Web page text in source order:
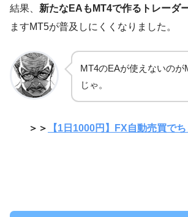
結果、 新たなEAもMT4で作るトレーダ
ますMT5が普及しにくくなりました。
MT4のEAが使えないのが
じゃ。
＞＞ 【1日1000円】FX自動売買で